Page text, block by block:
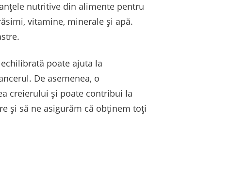
nutritive din alimente pentru
vitamine, minerale și apă.
poate ajuta la
De asemenea, o
creierului și poate contribui la
și să ne asigurăm că obținem toți